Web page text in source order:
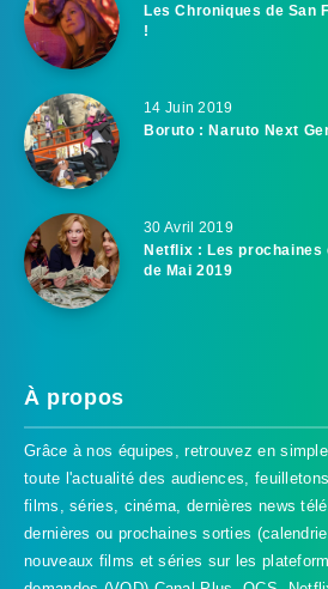
Les Chroniques de San
!
14 Juin 2019
Boruto : Naruto Next
30 Avril 2019
Netflix : Les prochaines
de Mai 2019
À propos
Grâce à nos équipes, retrouvez en
toute l'actualité des audiences,
films, séries, cinéma, dernières news
dernières ou prochaines sorties
nouveaux films et séries sur les